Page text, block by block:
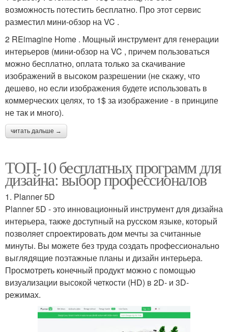
возможность потестить бесплатно. Про этот сервис
разместил мини-обзор на VC .
2 REimagine Home . Мощный инструмент для генерации
интерьеров (мини-обзор на VC , причем пользоваться
можно бесплатно, оплата только за скачивание
изображений в высоком разрешении (не скажу, что
дешево, но если изображения будете использовать в
коммерческих целях, то 1$ за изображение - в принципе
не так и много).
читать дальше →
ТОП-10 бесплатных программ для
дизайна: выбор профессионалов
1. Planner 5D
Planner 5D - это инновационный инструмент для дизайна
интерьера, также доступный на русском языке, который
позволяет спроектировать дом мечты за считанные
минуты. Вы можете без труда создать профессионально
выглядящие поэтажные планы и дизайн интерьера.
Просмотреть конечный продукт можно с помощью
визуализации высокой четкости (HD) в 2D- и 3D-
режимах.